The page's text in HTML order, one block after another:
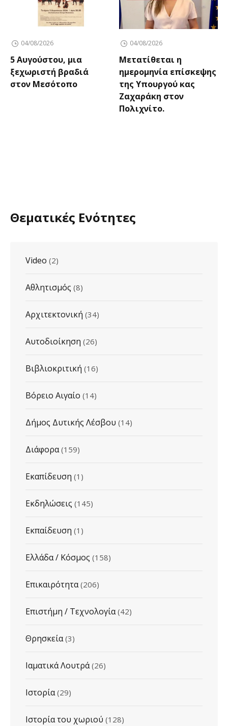
04/08/2026
5 Αυγούστου, μια
ξεχωριστή βραδιά
στον Μεσότοπο
04/08/2026
Μετατίθεται η
ημερομηνία επίσκεψης
της Υπουργού κας
Ζαχαράκη στον
Πολιχνίτο.
Θεματικές Ενότητες
Video (2)
Αθλητισμός (8)
Αρχιτεκτονική (34)
Αυτοδιοίκηση (26)
Βιβλιοκριτική (16)
Βόρειο Αιγαίο (14)
Δήμος Δυτικής Λέσβου (14)
Διάφορα(159)
Εκαπίδευση (1)
Εκδηλώσεις (145)
Εκπαίδευση (1)
Ελλάδα / Κόσμος (158)
Επικαιρότητα(206)
Επιστήμη / Τεχνολογία(42)
Θρησκεία(3)
Ιαματικά Λουτρά(26)
Ιστορία(29)
Ιστορία του χωριού (128)